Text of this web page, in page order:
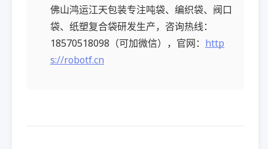
佛山鸿运江天包装专注吨袋、编织袋、阀口
袋、纸塑复合袋研发生产，咨询热线：
18570518098（可加微信），官网： http
s://robotf.cn